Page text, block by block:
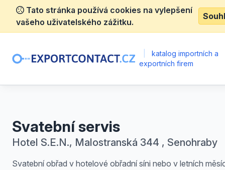
Tato stránka používá cookies na vylepšení
vašeho uživatelského zážitku.
katalog importních a
exportních firem
Svatební servis
Hotel S.E.N., Malostranská 344 , Senohraby
Svatební obřad v hotelové obřadní síni nebo v letních